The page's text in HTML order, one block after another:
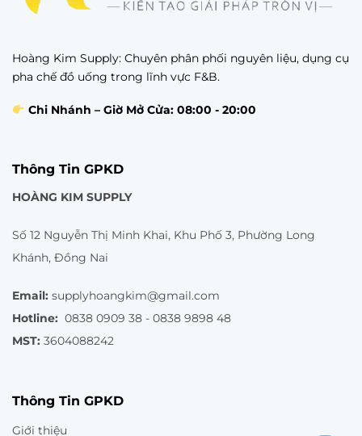
Hoàng Kim Supply: Chuyên phân phối nguyên liệu, dụng cụ
pha chế đồ uống trong lĩnh vực F&B.
Chi Nhánh – Giờ Mở Cửa: 08:00 - 20:00
Thông Tin GPKD
HOÀNG KIM SUPPLY
Số 12 Nguyễn Thị Minh Khai, Khu Phố 3, Phường Long
Khánh, Đồng Nai
Email: supplyhoangkim@gmail.com
Hotline: 0838 0909 38 - 0838 9898 48
MST: 3604088242
Thông Tin GPKD
Giới thiệu